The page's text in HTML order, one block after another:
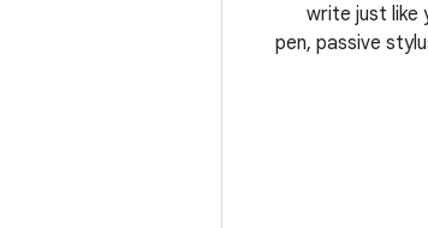
write just like
pen, passive